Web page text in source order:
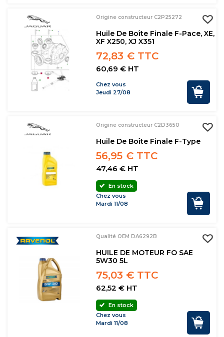
Origine constructeur C2P25272
Huile De Boîte Finale F-Pace, XE,
XF X250, XJ X351
72,83 € TTC
60,69 € HT
Chez vous
Jeudi 27/08
Origine constructeur C2D3650
Huile De Boîte Finale F-Type
56,95 € TTC
47,46 € HT
En stock
Chez vous
Mardi 11/08
Qualité OEM DA6292B
HUILE DE MOTEUR FO SAE
5W30 5L
75,03 € TTC
62,52 € HT
En stock
Chez vous
Mardi 11/08